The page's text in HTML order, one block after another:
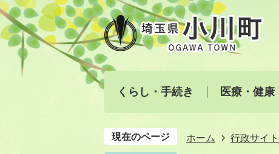
くらし・手続き 医療・健康
現在のページ ホーム 行政サイト